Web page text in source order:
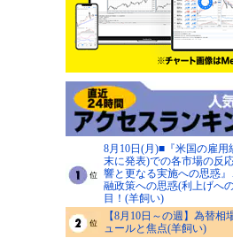
8月10日(月)■『米国の雇用
末に発表)での各市場の反
響と更なる実施への思惑
融政策への思惑(利上げへ
目！(羊飼い)
【8月10日～の週】為替相
ュールと焦点(羊飼い)